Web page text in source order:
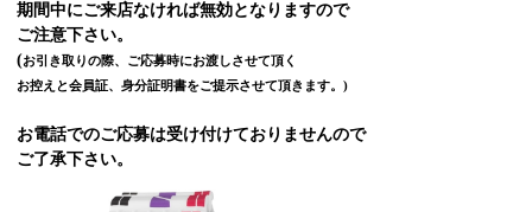
期間中にご来店なければ無効となりますので
ご注意下さい。
(お引き取りの際、ご応募時にお渡しさせて頂く
お控えと会員証、身分証明書をご提示させて頂きます。)
お電話でのご応募は受け付けておりませんので
ご了承下さい。